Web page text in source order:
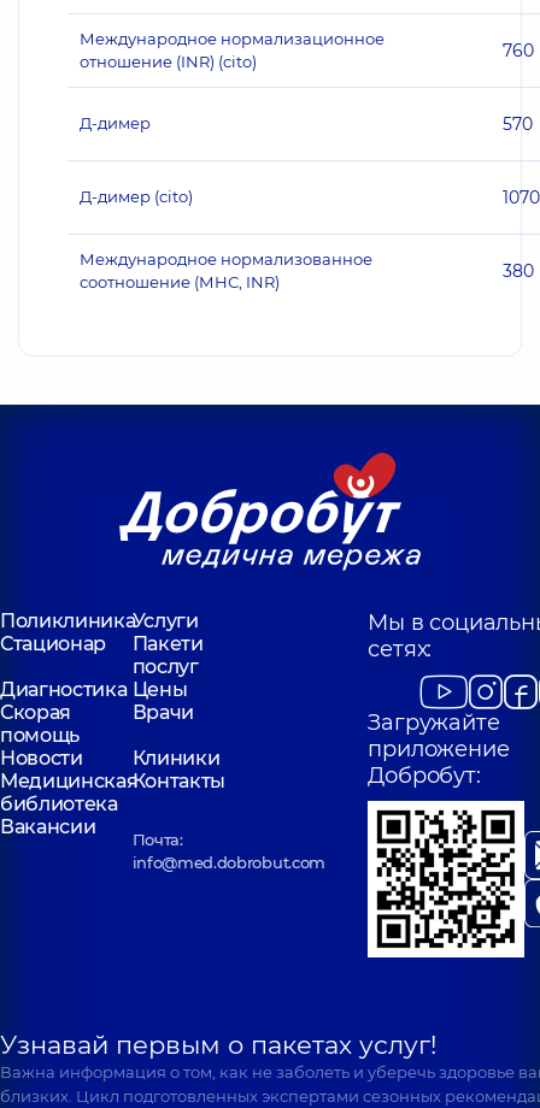
Международное нормализационное
отношение (INR) (cito)
760
Д-димер 570
Д-димер (cito) 1070
Международное нормализованное
соотношение (МНС, INR)
380
ПоликлиникаУслуги
Стационар
Пакети
послуг
Диагностика Цены
Скорая
помощь
Врачи
Новости
Клиники
Медицинская
библиотека
Контакты
Вакансии
Почта:
info@med.dobrobut.com
Мы в
сетях:
Загружайте
приложение
Добробут:
Узнавай первым о пакетах услуг!
Важна информация о том, как не заболеть и уберечь здоровье
близких. Цикл подготовленных экспертами сезонных